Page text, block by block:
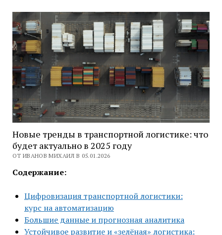
Новые тренды в транспортной логистике: что
будет актуально в 2025 году
ОТ ИВАНОВ МИХАИЛ В 05.01.2026
Содержание:
Цифровизация транспортной логистики:
курс на автоматизацию
Большие данные и прогнозная аналитика
Устойчивое развитие и «зелёная» логистика: